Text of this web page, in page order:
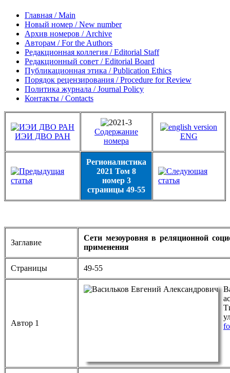
Главная / Main
Новый номер / New number
Архив номеров / Archive
Авторам / For the Authors
Редакционная коллегия / Editorial Staff
Редакционный совет / Editorial Board
Публикационная этика / Publication Ethics
Порядок рецензирования / Procedure for Review
Политика журнала / Journal Policy
Контакты / Contacts
ИЭИ ДВО РАН
Содержание
номера
ENG
Регионалистика
2021 Том 8
номер 3
страницы 49-55
Заглавие
Сети мезоуровня в реляционной
применения
Страницы 49-55
Автор 1